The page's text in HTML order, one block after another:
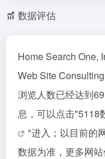
数据评估
Home Search One,
Web Site
浏览人数已经达到
息，可以点击"5118
"进入；以目前的
数据为准，更多网